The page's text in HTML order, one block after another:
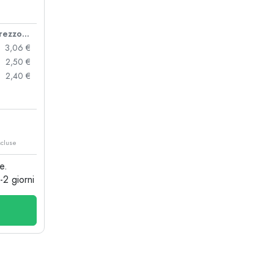
Prezzo cad.
3,06 €
2,50 €
2,40 €
2 giorni